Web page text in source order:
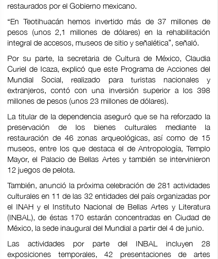
restaurados por el Gobierno mexicano.
“En Teotihuacán hemos invertido más de 37 millones de
pesos (unos 2,1 millones de dólares) en la rehabilitación
integral de accesos, museos de sitio y señalética”, señaló.
Por su parte, la secretaria de Cultura de México, Claudia
Curiel de Icaza, explicó que este Programa de Acciones del
Mundial Social, realizado para turistas nacionales y
extranjeros, contó con una inversión superior a los 398
millones de pesos (unos 23 millones de dólares).
La titular de la dependencia aseguró que se ha reforzado la
preservación de los bienes culturales mediante la
restauración de 46 zonas arqueológicas, así como de 15
museos, entre los que destaca el de Antropología, Templo
Mayor, el Palacio de Bellas Artes y también se intervinieron
12 juegos de pelota.
También, anunció la próxima celebración de 281 actividades
culturales en 11 de las 32 entidades del país organizadas por
el INAH y el Instituto Nacional de Bellas Artes y Literatura
(INBAL), de éstas 170 estarán concentradas en Ciudad de
México, la sede inaugural del Mundial a partir del 4 de junio.
Las actividades por parte del INBAL incluyen 28
exposiciones temporales, 42 presentaciones de artes